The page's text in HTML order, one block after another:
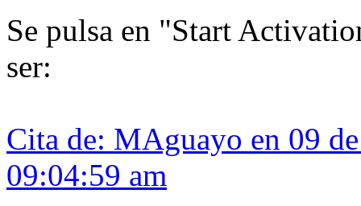
Se pulsa en "Start
ser:
Cita de: MAguayo en 09
09:04:59 am